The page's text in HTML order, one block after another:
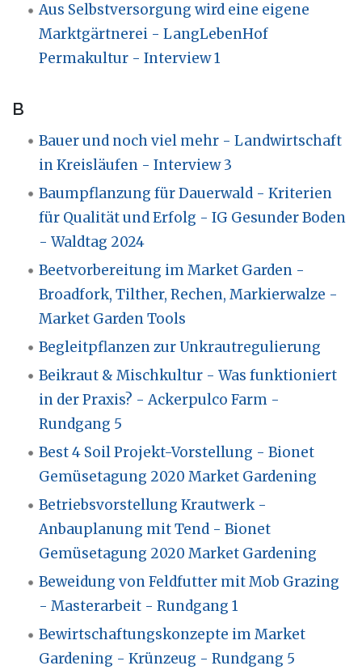
Aus Selbstversorgung wird eine eigene
Marktgärtnerei - LangLebenHof
Permakultur - Interview 1
B
Bauer und noch viel mehr - Landwirtschaft
in Kreisläufen - Interview 3
Baumpflanzung für Dauerwald - Kriterien
für Qualität und Erfolg - IG Gesunder Boden
- Waldtag 2024
Beetvorbereitung im Market Garden -
Broadfork, Tilther, Rechen, Markierwalze -
Market Garden Tools
Begleitpflanzen zur Unkrautregulierung
Beikraut & Mischkultur - Was funktioniert
in der Praxis? - Ackerpulco Farm -
Rundgang 5
Best 4 Soil Projekt-Vorstellung - Bionet
Gemüsetagung 2020 Market Gardening
Betriebsvorstellung Krautwerk -
Anbauplanung mit Tend - Bionet
Gemüsetagung 2020 Market Gardening
Beweidung von Feldfutter mit Mob Grazing
- Masterarbeit - Rundgang 1
Bewirtschaftungskonzepte im Market
Gardening - Krünzeug - Rundgang 5